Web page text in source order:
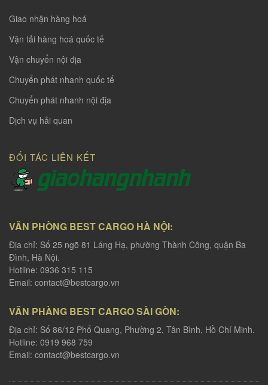
Giao nhận hàng hoá
Vận tải hàng hoá quốc tế
Vận chuyển nội địa
Chuyển phát nhanh quốc tế
Chuyển phát nhanh nội địa
Dịch vụ hải quan
ĐỐI TÁC LIÊN KẾT
VĂN PHÒNG BEST CARGO HÀ NỘI:
Địa chỉ: Số 25 ngõ 81 Láng Hạ, phường Thành Công, quận Ba
Đình, Hà Nội.
Hotline: 0936 315 115
Email: contact@bestcargo.vn
VĂN PHÀNG BEST CARGO SÀI GÒN:
Địa chỉ: Số 86/12 Phổ Quang, Phường 2, Tân Bình, Hồ Chí Minh.
Hotline: 0919 968 759
Email: contact@bestcargo.vn